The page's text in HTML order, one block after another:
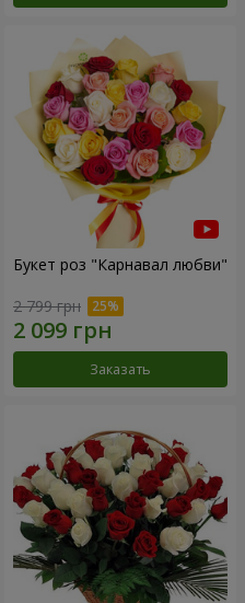
Букет роз "Карнавал любви"
2 799 грн
Заказать